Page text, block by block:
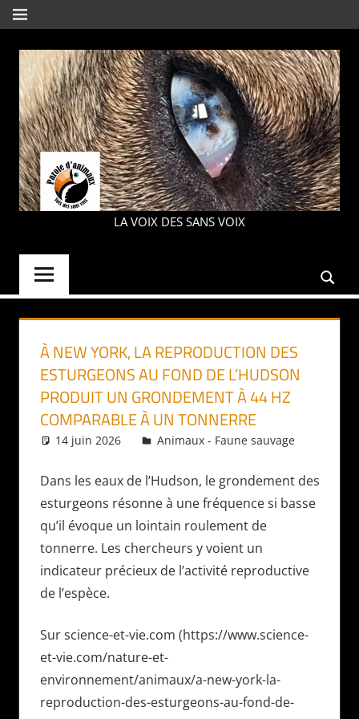
Aller
au
contenu
MENU
PAROLE
LA VOIX DES SANS VOIX
À NEW YORK, LA REPRODUCTION DES
ESTURGEONS AU FOND DE L’HUDSON
PRODUIT UN GRONDEMENT À 44 HZ
COMPARABLE À UN TONNERRE
14 juin 2026 Daniel
Animaux - Faune sauvage
Dans les eaux de l’Hudson, le grondement des
esturgeons résonne à une fréquence si basse
qu’il évoque un lointain roulement de
tonnerre. Les chercheurs y voient un
indicateur précieux de l’activité reproductive
de l’espèce.
Sur science-et-vie.com (https://www.science-
et-vie.com/nature-et-
environnement/animaux/a-new-york-la-
reproduction-des-esturgeons-au-fond-de-